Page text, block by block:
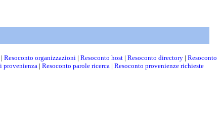
| Resoconto organizzazioni | Resoconto host | Resoconto directory | Resoconto
provenienza | Resoconto parole ricerca | Resoconto provenienze richieste